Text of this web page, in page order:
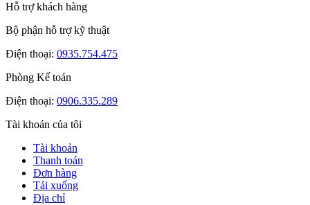
Hỗ trợ khách hàng
Bộ phận hỗ trợ kỹ thuật
Điện thoại: 0935.754.475
Phòng Kế toán
Điện thoại: 0906.335.289
Tài khoản của tôi
Tài khoản
Thanh toán
Đơn hàng
Tải xuống
Địa chỉ